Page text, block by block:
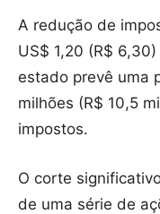
A redução de
US$ 1,20 (R$
estado prevê uma
milhões (R$ 10,5
impostos.
O corte
de uma série de